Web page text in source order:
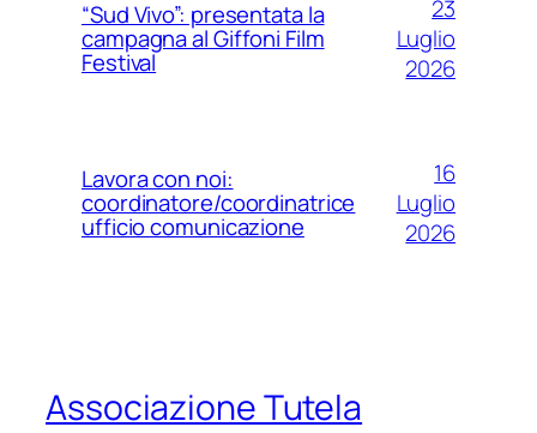
“Sud Vivo”: presentata la
campagna al Giffoni Film
Festival
23
Luglio
2026
Lavora con noi:
coordinatore/coordinatrice
ufficio comunicazione
16
Luglio
2026
Associazione Tutela